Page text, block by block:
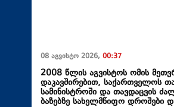
08 აგვისტო 2026, 00:37
2008 წლის აგვისტოს ომის
დაკავშირებით, საქართველოს
სამინისტროში და თავდაცვის
ბაზებზე სახელმწიფო დროშები